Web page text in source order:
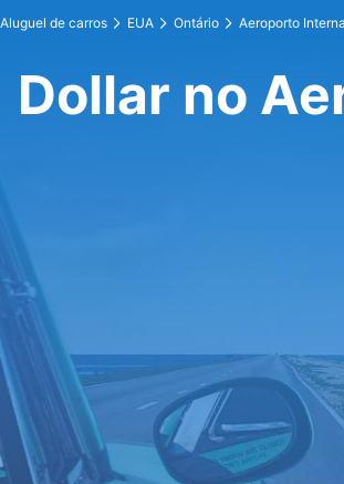
Aluguel de carros EUA Ontário Aeroporto
Dollar no